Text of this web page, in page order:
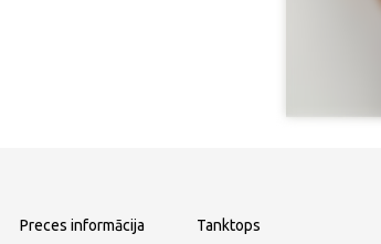
Preces informācija
Tanktops